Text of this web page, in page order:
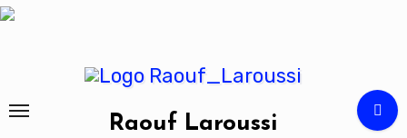
Skip
Raouf Laroussi